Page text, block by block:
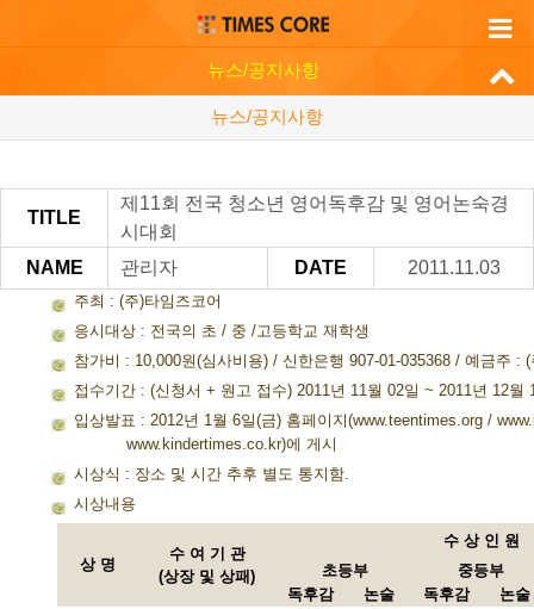
뉴스/공지사항
뉴스/공지사항
TITLE
제11회 전국 청소년 영어독후감 및 영어논숙경
시대회
NAME
관리자 DATE 2011.11.03
주최 : (주)타임즈코어
응시대상 : 전국의 초 / 중 /고등학교 재학생
참가비 : 10,000원(심사비용) / 신한은행 907-01-035368 / 예금주 :
접수기간 : (신청서 + 원고 접수) 2011년 11월 02일 ~ 2011년 12월
입상발표 : 2012년 1월 6일(금) 홈페이지(www.teentimes.org /
www.kindertimes.co.kr)에 게시
시상식 : 장소 및 시간 추후 별도 통지함.
시상내용
상 명
수 여 기 관
(상장 및 상패)
수 상 인 원
초등부
중등부
독후감
논술 독후감
논술